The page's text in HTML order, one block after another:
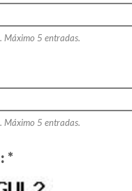
Máximo 5 entradas.
Máximo 5 entradas.
*